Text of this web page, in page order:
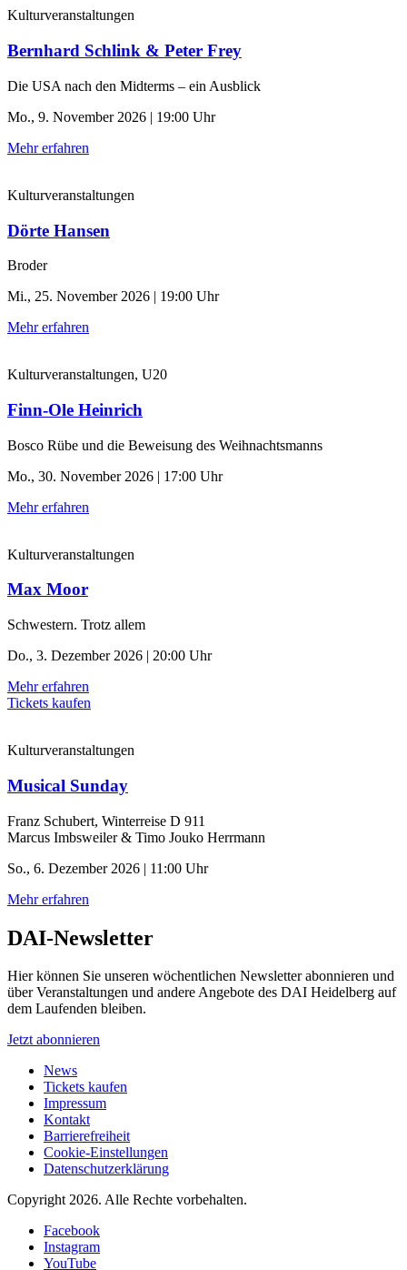
Kulturveranstaltungen
Bernhard Schlink & Peter Frey
Die USA nach den Midterms – ein Ausblick
Mo., 9. November 2026 | 19:00 Uhr
Mehr erfahren
Kulturveranstaltungen
Dörte Hansen
Broder
Mi., 25. November 2026 | 19:00 Uhr
Mehr erfahren
Kulturveranstaltungen, U20
Finn-Ole Heinrich
Bosco Rübe und die Beweisung des Weihnachtsmanns
Mo., 30. November 2026 | 17:00 Uhr
Mehr erfahren
Kulturveranstaltungen
Max Moor
Schwestern. Trotz allem
Do., 3. Dezember 2026 | 20:00 Uhr
Mehr erfahren
Tickets kaufen
Kulturveranstaltungen
Musical Sunday
Franz Schubert, Winterreise D 911
Marcus Imbsweiler & Timo Jouko Herrmann
So., 6. Dezember 2026 | 11:00 Uhr
Mehr erfahren
DAI-Newsletter
Hier können Sie unseren wöchentlichen Newsletter abonnieren und
über Veranstaltungen und andere Angebote des DAI Heidelberg auf
dem Laufenden bleiben.
Jetzt abonnieren
News
Tickets kaufen
Impressum
Kontakt
Barrierefreiheit
Cookie-Einstellungen
Datenschutzerklärung
Copyright 2026. Alle Rechte vorbehalten.
Facebook
Instagram
YouTube